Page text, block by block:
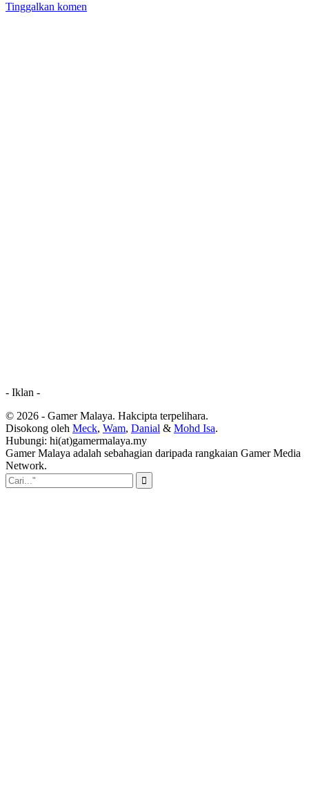
Tinggalkan komen
- Iklan -
© 2026 - Gamer Malaya. Hakcipta terpelihara.
Disokong oleh Meck, Wam, Danial & Mohd Isa.
Hubungi: hi(at)gamermalaya.my
Gamer Malaya adalah sebahagian daripada rangkaian Gamer Media
Network.